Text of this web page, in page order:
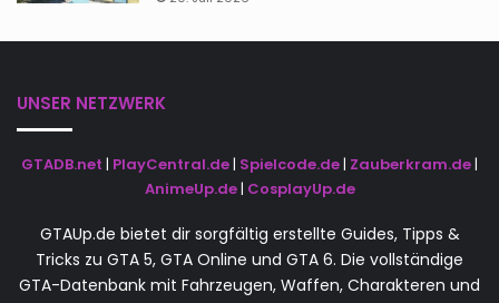
UNSER NETZWERK
GTADB.net | PlayCentral.de| Spielcode.de| Zauberkram.de|
AnimeUp.de| CosplayUp.de
GTAUp.de bietet dir sorgfältig erstellte Guides, Tipps &
Tricks zu GTA 5, GTA Online und GTA 6. Die vollständige
GTA-Datenbank mit Fahrzeugen, Waffen, Charakteren und